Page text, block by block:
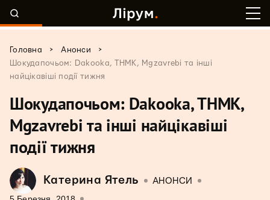
Головна > Анонси
>
Шокудапочьом: Dakooka, ТНМК, Mgzavrebi та інші
найцікавіші події тижня
Шокудапочьом: Dakooka, ТНМК,
Mgzavrebi та інші найцікавіші
події тижня
Катерина Ятель АНОНСИ